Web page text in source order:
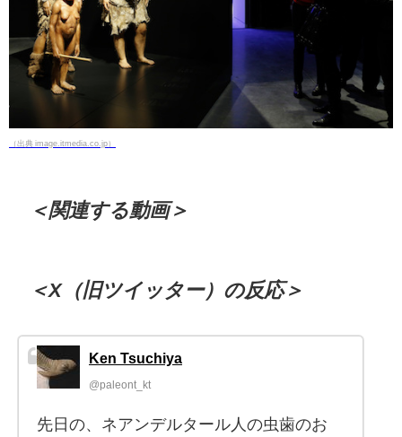
（出典 image.itmedia.co.jp）
＜関連する動画＞
＜X（旧ツイッター）の反応＞
Ken Tsuchiya
@paleont_kt
先日の、ネアンデルタール人の虫歯のお